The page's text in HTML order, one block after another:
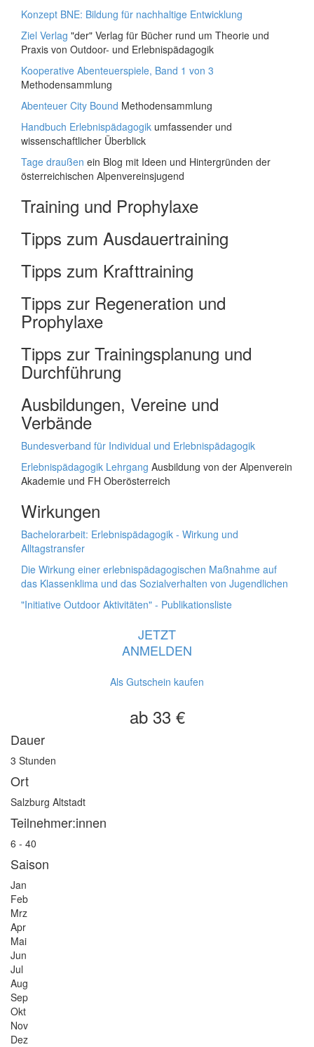
Konzept BNE: Bildung für nachhaltige Entwicklung
Ziel Verlag "der" Verlag für Bücher rund um Theorie und
Praxis von Outdoor- und Erlebnispädagogik
Kooperative Abenteuerspiele, Band 1 von 3
Methodensammlung
Abenteuer City Bound Methodensammlung
Handbuch Erlebnispädagogik umfassender und
wissenschaftlicher Überblick
Tage draußen ein Blog mit Ideen und Hintergründen der
österreichischen Alpenvereinsjugend
Training und Prophylaxe
Tipps zum Ausdauertraining
Tipps zum Krafttraining
Tipps zur Regeneration und
Prophylaxe
Tipps zur Trainingsplanung und
Durchführung
Ausbildungen, Vereine und
Verbände
Bundesverband für Individual und Erlebnispädagogik
Erlebnispädagogik Lehrgang Ausbildung von der Alpenverein
Akademie und FH Oberösterreich
Wirkungen
Bachelorarbeit: Erlebnispädagogik - Wirkung und
Alltagstransfer
Die Wirkung einer erlebnispädagogischen Maßnahme auf
das Klassenklima und das Sozialverhalten von Jugendlichen
"Initiative Outdoor Aktivitäten" - Publikationsliste
JETZT
ANMELDEN
Als Gutschein kaufen
ab 33 €
Dauer
3 Stunden
Ort
Salzburg Altstadt
Teilnehmer:innen
6 - 40
Saison
Jan
Feb
Mrz
Apr
Mai
Jun
Jul
Aug
Sep
Okt
Nov
Dez